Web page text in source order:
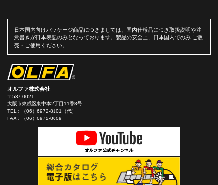
日本国内向けパッケージ商品につきましては、国内仕様品につき取扱説明や注
意書きが日本表記のみとなっております。製品の安全上、日本国内でのみ ご販
売・ご使用ください。
オルファ株式会社
〒537-0021
大阪市東成区東中本2丁目11番8号
TEL：
（06）6972-8101（代）
FAX：（06）6972-8009